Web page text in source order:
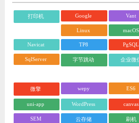
打印机 Google Vant
Linux macOS
Navicat TP8 PgSQL
SqlServer 字节跳动 企业微
微擎 wepy ES6
uni-app WordPress canvas
SEM 云存储 刷机